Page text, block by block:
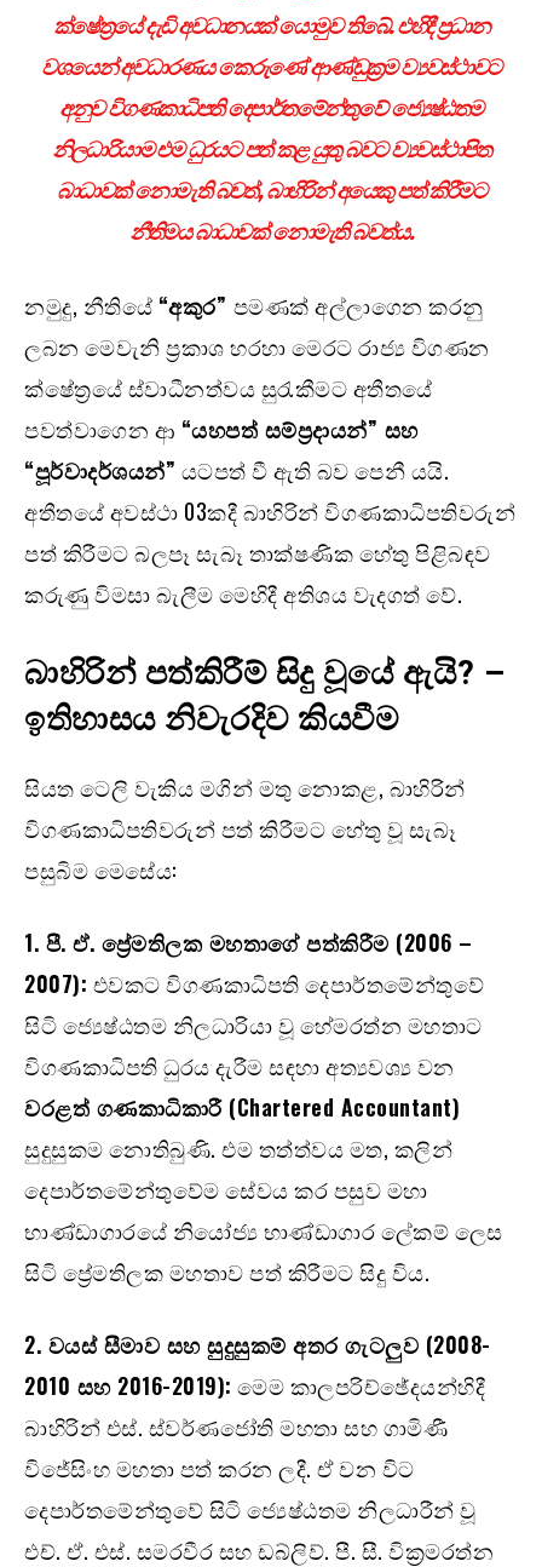
ක්ෂේත්‍රයේ දැඩි අවධානයක් යොමුව තිබේ. එහිදී ප්‍රධාන
වශයෙන් අවධාරණය කෙරුණේ ආණ්ඩුක්‍රම ව්‍යවස්ථාවට
අනුව විගණකාධිපති දෙපාර්තමේන්තුවේ ජ්‍යෙෂ්ඨතම
නිලධාරියාම එම ධුරයට පත් කළ යුතු බවට ව්‍යවස්ථාපිත
බාධාවක් නොමැති බවත්, බාහිරින් අයෙකු පත් කිරීමට
නීතිමය බාධාවක් නොමැති බවත්ය.
නමුදු, නීතියේ “අකුර” පමණක් අල්ලාගෙන කරනු
ලබන මෙවැනි ප්‍රකාශ හරහා මෙරට රාජ්‍ය විගණන
ක්ෂේත්‍රයේ ස්වාධීනත්වය සුරැකීමට අතීතයේ
පවත්වාගෙන ආ “යහපත් සම්ප්‍රදායන්” සහ
“පූර්වාදර්ශයන්” යටපත් වී ඇති බව පෙනී යයි.
අතීතයේ අවස්ථා 03කදී බාහිරින් විගණකාධිපතිවරුන්
පත් කිරීමට බලපෑ සැබෑ තාක්ෂණික හේතු පිළිබඳව
කරුණු විමසා බැලීම මෙහිදී අතිශය වැදගත් වේ.
බාහිරින් පත්කිරීම් සිදු වූයේ ඇයි? –
ඉතිහාසය නිවැරදිව කියවීම
සියත ටෙලි වැකිය මගින් මතු නොකළ, බාහිරින්
විගණකාධිපතිවරුන් පත් කිරීමට හේතු වූ සැබෑ
පසුබිම මෙසේය:
1. පී. ඒ. ප්‍රේමතිලක මහතාගේ පත්කිරීම (2006 –
2007): එවකට විගණකාධිපති දෙපාර්තමේන්තුවේ
සිටි ජ්‍යෙෂ්ඨතම නිලධාරියා වූ හේමරත්න මහතාට
විගණකාධිපති ධුරය දැරීම සඳහා අත්‍යවශ්‍ය වන
වරළත් ගණකාධිකාරී (Chartered Accountant)
සුදුසුකම නොතිබුණි. එම තත්ත්වය මත, කලින්
දෙපාර්තමේන්තුවේම සේවය කර පසුව මහා
භාණ්ඩාගාරයේ නියෝජ්‍ය භාණ්ඩාගාර ලේකම් ලෙස
සිටි ප්‍රේමතිලක මහතාව පත් කිරීමට සිදු විය.
2. වයස් සීමාව සහ සුදුසුකම් අතර ගැටලුව (2008-
2010 සහ 2016-2019): මෙම කාලපරිච්ඡේදයන්හිදී
බාහිරින් එස්. ස්වර්ණජෝති මහතා සහ ගාමිණී
විජේසිංහ මහතා පත් කරන ලදී. ඒ වන විට
දෙපාර්තමේන්තුවේ සිටි ජ්‍යෙෂ්ඨතම නිලධාරීන් වූ
එච්. ඒ. එස්. සමරවීර සහ ඩබ්ලිව්. පී. සී. වික්‍රමරත්න